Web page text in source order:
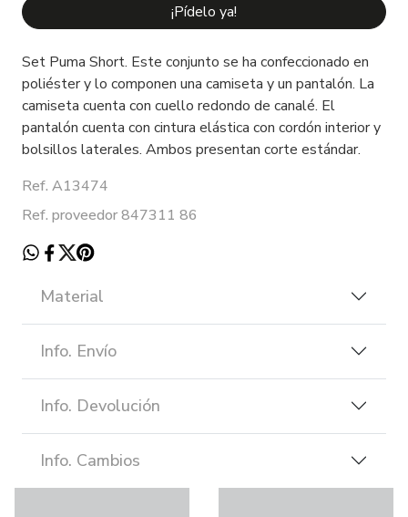
¡Pídelo ya!
Set Puma Short. Este conjunto se ha confeccionado en
poliéster y lo componen una camiseta y un pantalón. La
camiseta cuenta con cuello redondo de canalé. El
pantalón cuenta con cintura elástica con cordón interior y
bolsillos laterales. Ambos presentan corte estándar.
Ref. A13474
Ref. proveedor 847311 86
Material
Info. Envío
Info. Devolución
Info. Cambios